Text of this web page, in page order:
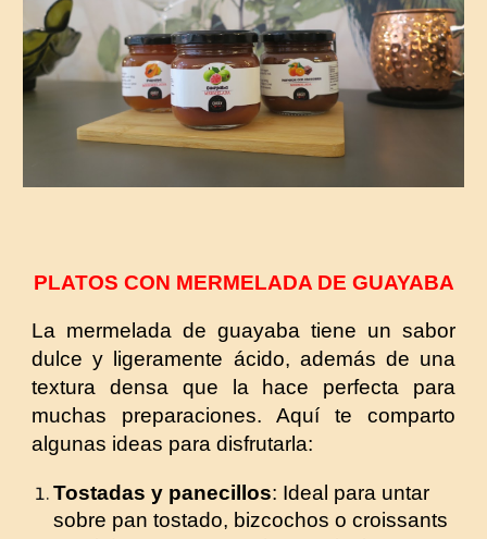
PLATOS CON MERMELADA DE GUAYABA
La mermelada de guayaba tiene un sabor
dulce y ligeramente ácido, además de una
textura densa que la hace perfecta para
muchas preparaciones. Aquí te comparto
algunas ideas para disfrutarla:
Tostadas y panecillos: Ideal para untar
sobre pan tostado, bizcochos o croissants